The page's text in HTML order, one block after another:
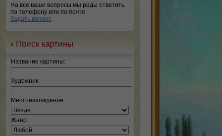
На все ваши вопросы мы рады ответить
по телефону или по почте.
Задать вопрос
Поиск картины
Название картины:
Художник:
Местонахождение:
Жанр: